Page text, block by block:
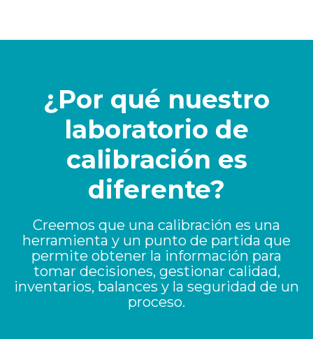
¿Por qué nuestro
laboratorio de
calibración es
diferente?
Creemos que una calibración es una
herramienta y un punto de partida que
permite obtener la información para
tomar decisiones, gestionar calidad,
inventarios, balances y la seguridad de un
proceso.